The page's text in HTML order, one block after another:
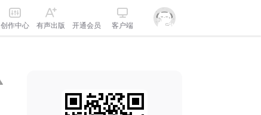
创作中心 有声出版 开通会员 客户端